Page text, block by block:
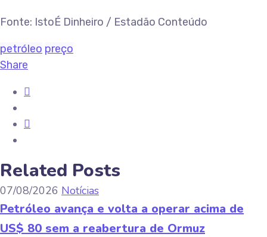
Fonte: IstoÉ Dinheiro / Estadão Conteúdo
petróleo preço
Share
Related Posts
07/08/2026 Notícias
Petróleo avança e volta a operar acima de
US$ 80 sem a reabertura de Ormuz